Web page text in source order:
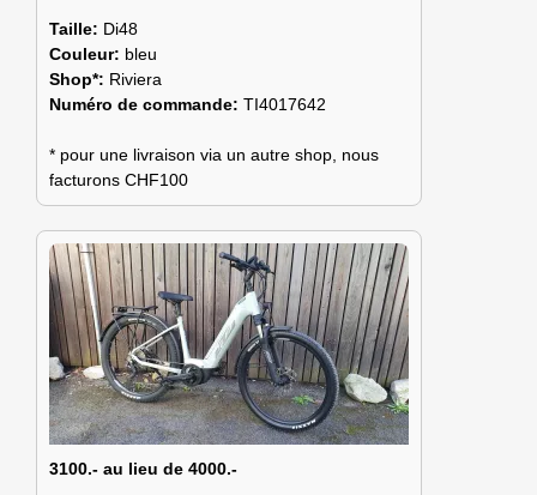
Taille: Di48
Couleur: bleu
Shop*: Riviera
Numéro de commande: TI4017642
* pour une livraison via un autre shop, nous
facturons CHF100
3100.- au lieu de 4000.-